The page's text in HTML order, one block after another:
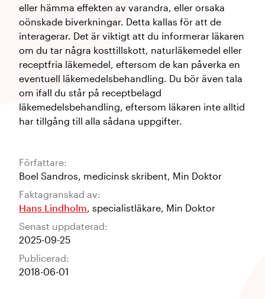
eller hämma effekten av varandra, eller orsaka
oönskade biverkningar. Detta kallas för att de
interagerar. Det är viktigt att du informerar läkaren
om du tar några kosttillskott, naturläkemedel eller
receptfria läkemedel, eftersom de kan påverka en
eventuell läkemedelsbehandling. Du bör även tala
om ifall du står på receptbelagd
läkemedelsbehandling, eftersom läkaren inte alltid
har tillgång till alla sådana uppgifter.
Författare:
Boel Sandros, medicinsk skribent, Min Doktor
Faktagranskad av:
Hans Lindholm, specialistläkare, Min Doktor
Senast uppdaterad:
2025-09-25
Publicerad:
2018-06-01